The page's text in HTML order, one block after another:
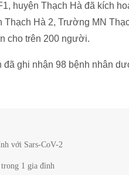
huyện Thạch Hà đã kích
Thạch Hà 2, Trường MN
cho trên 200 người.
đã ghi nhận 98 bệnh nhân
với Sars-CoV-2
1 gia đình